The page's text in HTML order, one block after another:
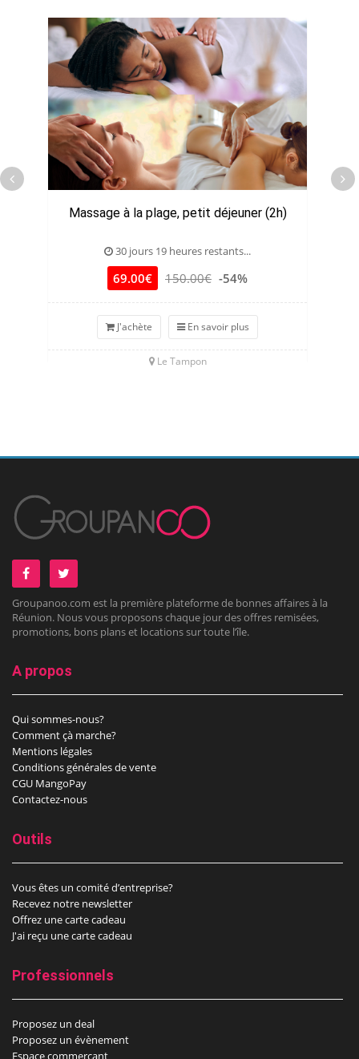
Massage à la plage, petit déjeuner (2h)
30 jours 19 heures restants...
69.00€ 150.00€ -54%
J'achète En savoir plus
Le Tampon
Groupanoo.com est la première plateforme de bonnes affaires à la
Réunion. Nous vous proposons chaque jour des offres remisées,
promotions, bons plans et locations sur toute l’île.
A propos
Qui sommes-nous?
Comment çà marche?
Mentions légales
Conditions générales de vente
CGU MangoPay
Contactez-nous
Outils
Vous êtes un comité d’entreprise?
Recevez notre newsletter
Offrez une carte cadeau
J'ai reçu une carte cadeau
Professionnels
Proposez un deal
Proposez un évènement
Espace commerçant